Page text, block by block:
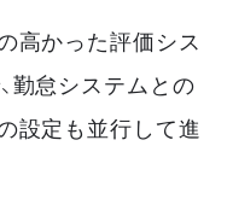
高かった評価シス
勤怠システムとの
設定も並行して進